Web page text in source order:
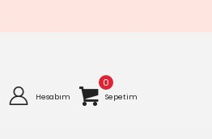
Hesabım
0
Sepetim